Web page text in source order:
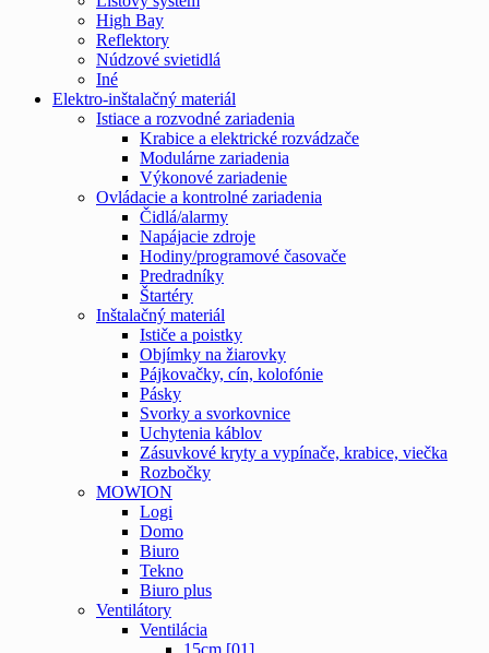
High Bay
Reflektory
Núdzové svietidlá
Iné
Elektro-inštalačný materiál
Istiace a rozvodné zariadenia
Krabice a elektrické rozvádzače
Modulárne zariadenia
Výkonové zariadenie
Ovládacie a kontrolné zariadenia
Čidlá/alarmy
Napájacie zdroje
Hodiny/programové časovače
Predradníky
Štartéry
Inštalačný materiál
Ističe a poistky
Objímky na žiarovky
Pájkovačky, cín, kolofónie
Pásky
Svorky a svorkovnice
Uchytenia káblov
Zásuvkové kryty a vypínače, krabice, viečka
Rozbočky
MOWION
Logi
Domo
Biuro
Tekno
Biuro plus
Ventilátory
Ventilácia
15cm [01]